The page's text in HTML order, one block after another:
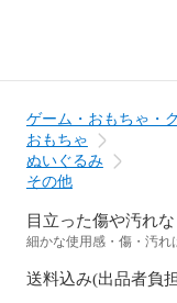
ゲーム・おもちゃ・
おもちゃ
ぬいぐるみ
その他
目立った傷や汚れな
細かな使用感・傷・汚れ
送料込み(出品者負